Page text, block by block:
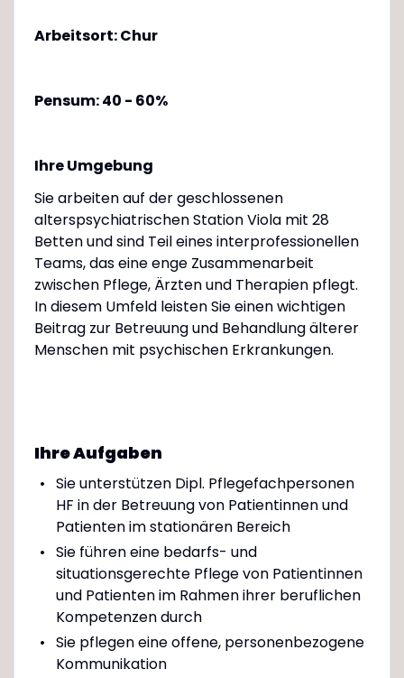
Arbeitsort: Chur
Pensum: 40 - 60%
Ihre Umgebung
Sie arbeiten auf der geschlossenen
alterspsychiatrischen Station Viola mit 28
Betten und sind Teil eines interprofessionellen
Teams, das eine enge Zusammenarbeit
zwischen Pflege, Ärzten und Therapien pflegt.
In diesem Umfeld leisten Sie einen wichtigen
Beitrag zur Betreuung und Behandlung älterer
Menschen mit psychischen Erkrankungen.
Ihre Aufgaben
Sie unterstützen Dipl. Pflegefachpersonen
HF in der Betreuung von Patientinnen und
Patienten im stationären Bereich
Sie führen eine bedarfs- und
situationsgerechte Pflege von Patientinnen
und Patienten im Rahmen ihrer beruflichen
Kompetenzen durch
Sie pflegen eine offene, personenbezogene
Kommunikation